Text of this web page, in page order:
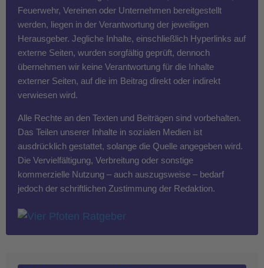
Feuerwehr, Vereinen oder Unternehmen bereitgestellt
werden, liegen in der Verantwortung der jeweiligen
Herausgeber. Jegliche Inhalte, einschließlich Hyperlinks auf
externe Seiten, wurden sorgfältig geprüft, dennoch
übernehmen wir keine Verantwortung für die Inhalte
externer Seiten, auf die im Beitrag direkt oder indirekt
verwiesen wird.
Alle Rechte an den Texten und Beiträgen sind vorbehalten.
Das Teilen unserer Inhalte in sozialen Medien ist
ausdrücklich gestattet, solange die Quelle angegeben wird.
Die Vervielfältigung, Verbreitung oder sonstige
kommerzielle Nutzung – auch auszugsweise – bedarf
jedoch der schriftlichen Zustimmung der Redaktion.